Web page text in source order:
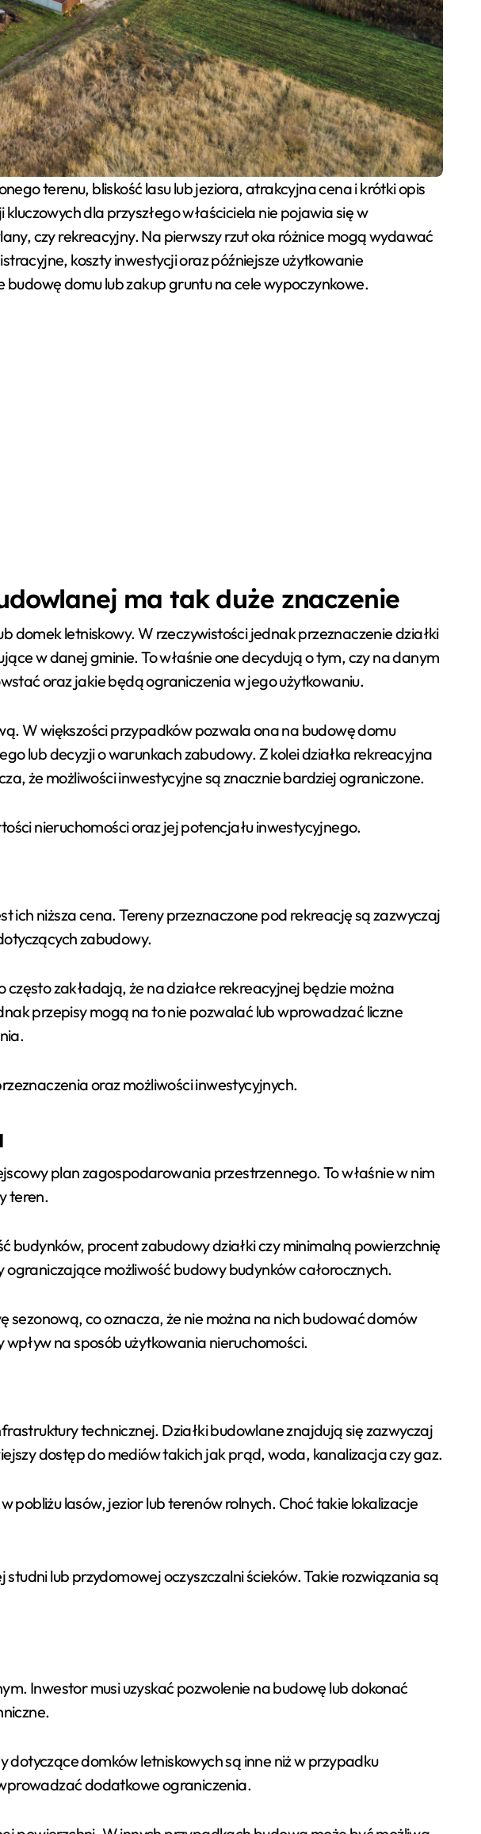
dla przyszłego właściciela nie pojawia się w
czy rekreacyjny. Na pierwszy rzut oka różnice mogą wydawać
koszty inwestycji oraz późniejsze użytkowanie
domu lub zakup gruntu na cele wypoczynkowe.
ma tak duże znaczenie
domek letniskowy. W rzeczywistości jednak przeznaczenie działki
w danej gminie. To właśnie one decydują o tym, czy na danym
oraz jakie będą ograniczenia w jego użytkowaniu.
W większości przypadków pozwala ona na budowę domu
lub decyzji o warunkach zabudowy. Z kolei działka rekreacyjna
że możliwości inwestycyjne są znacznie bardziej ograniczone.
nieruchomości oraz jej potencjału inwestycyjnego.
ich niższa cena. Tereny przeznaczone pod rekreację są zazwyczaj
zabudowy.
zakładają, że na działce rekreacyjnej będzie można
przepisy mogą na to nie pozwalać lub wprowadzać liczne
oraz możliwości inwestycyjnych.
plan zagospodarowania przestrzennego. To właśnie w nim
teren.
budynków, procent zabudowy działki czy minimalną powierzchnię
możliwość budowy budynków całorocznych.
co oznacza, że nie można na nich budować domów
na sposób użytkowania nieruchomości.
technicznej. Działki budowlane znajdują się zazwyczaj
dostęp do mediów takich jak prąd, woda, kanalizacja czy gaz.
lasów, jezior lub terenów rolnych. Choć takie lokalizacje
lub przydomowej oczyszczalni ścieków. Takie rozwiązania są
Inwestor musi uzyskać pozwolenie na budowę lub dokonać
domków letniskowych są inne niż w przypadku
dodatkowe ograniczenia.